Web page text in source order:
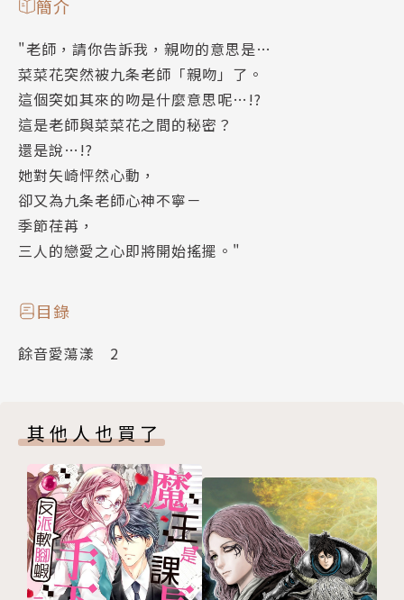
簡介
"老師，請你告訴我，親吻的意思是…
菜菜花突然被九条老師「親吻」了。
這個突如其來的吻是什麼意思呢…!?
這是老師與菜菜花之間的秘密？
還是說…!?
她對矢崎怦然心動，
卻又為九条老師心神不寧－
季節荏苒，
三人的戀愛之心即將開始搖擺。"
目錄
餘音愛蕩漾 2
其他人也買了